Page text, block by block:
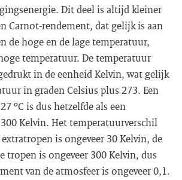
Dit deel is altijd kleiner
Carnot-rendement, dat gelijk is aan
de hoge en de lage temperatuur,
temperatuur. De temperatuur
in de eenheid Kelvin, wat gelijk
in graden Celsius plus 273. Een
ºC is dus hetzelfde als een
Kelvin. Het temperatuurverschil
is ongeveer 30 Kelvin, de
tropen is ongeveer 300 Kelvin, dus
van de atmosfeer is ongeveer 0,1.